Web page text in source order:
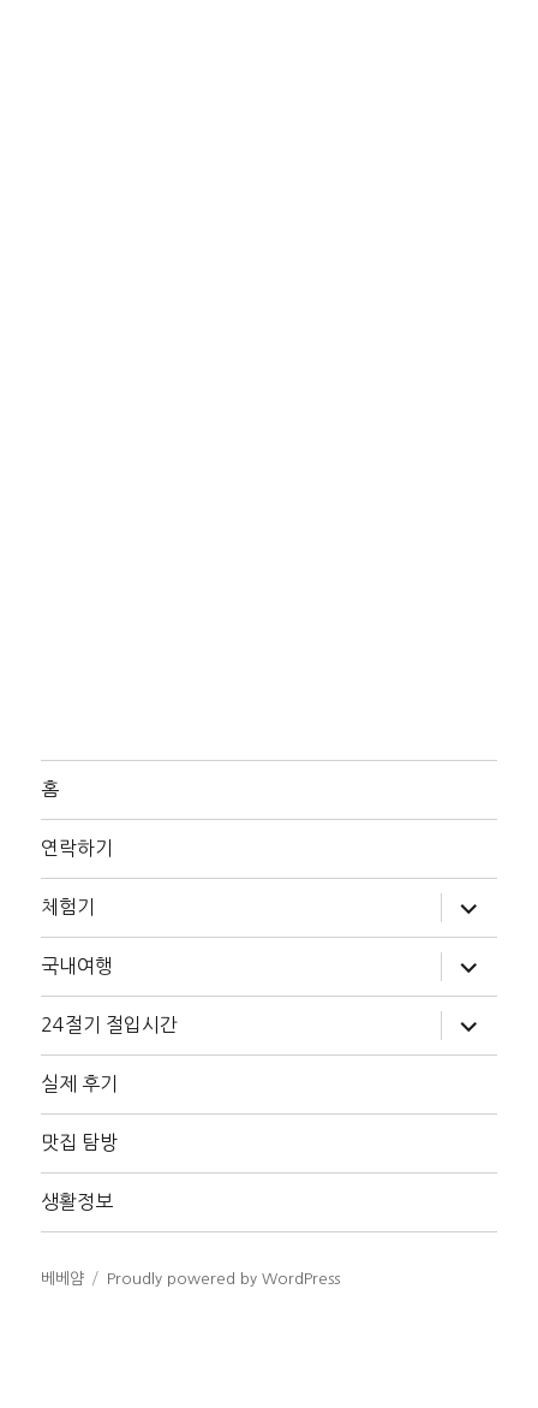
홈
연락하기
체험기
위
메
확
장
국내여행
위
메
확
장
24절기 절입시간
위
메
장
실제 후기
맛집 탐방
생활정보
베베얌 Proudly powered by WordPress